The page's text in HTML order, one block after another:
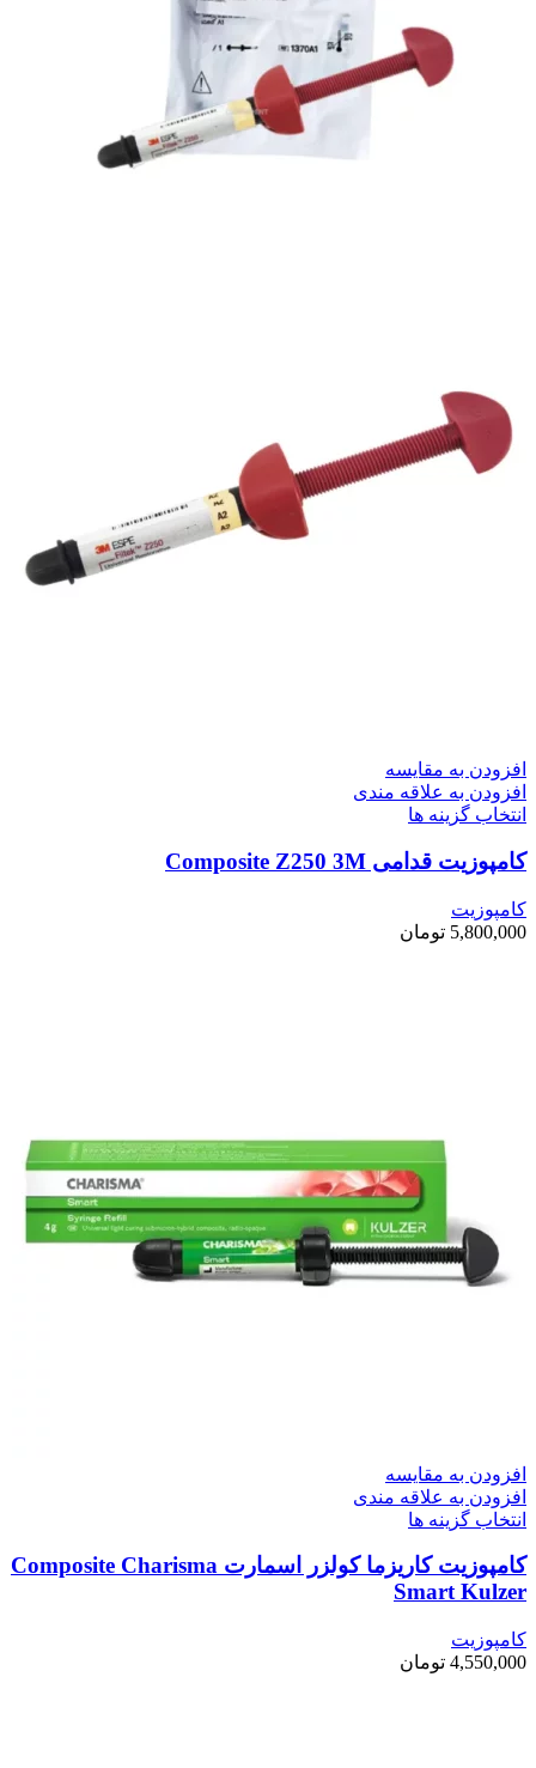
افزودن به مقایسه
افزودن به علاقه مندی
انتخاب گزینه ها
کامپوزیت قدامی Composite Z250 3M
کامپوزیت
5,800,000 تومان
افزودن به مقایسه
افزودن به علاقه مندی
انتخاب گزینه ها
کامپوزیت کاریزما کولزر اسمارت Composite Charisma
Smart Kulzer
کامپوزیت
4,550,000 تومان